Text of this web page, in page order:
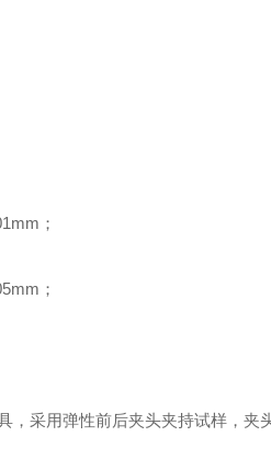
；
；
，采用弹性前后夹头夹持试样，夹